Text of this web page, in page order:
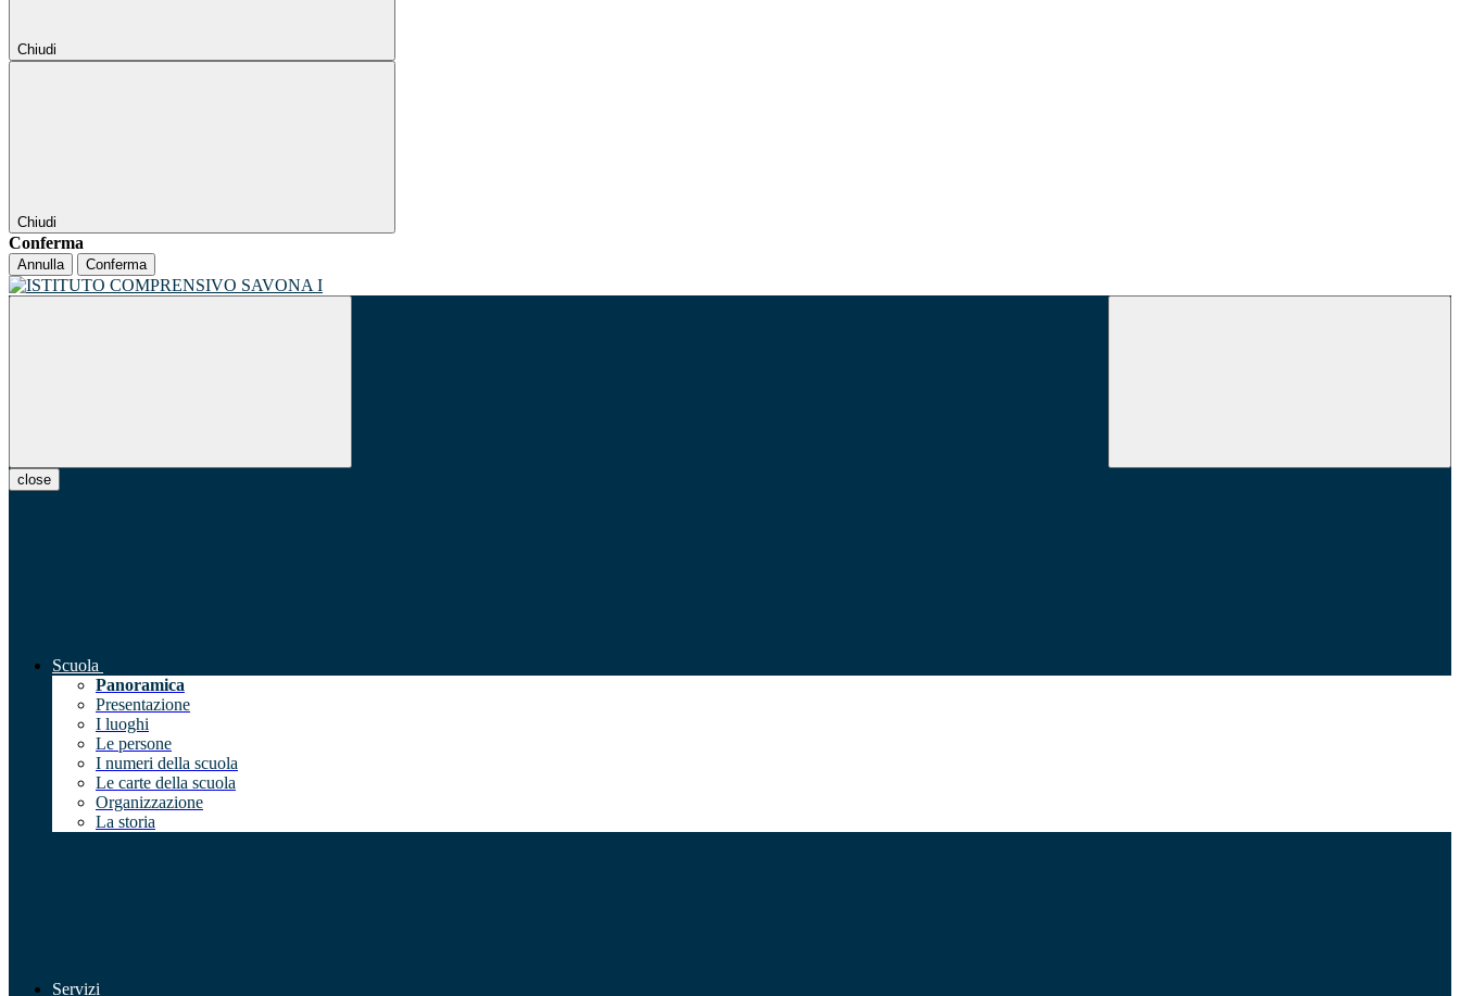
Chiudi
Chiudi
Conferma
Annulla Conferma
close
Scuola
Panoramica
Presentazione
I luoghi
Le persone
I numeri della scuola
Le carte della scuola
Organizzazione
La storia
Servizi